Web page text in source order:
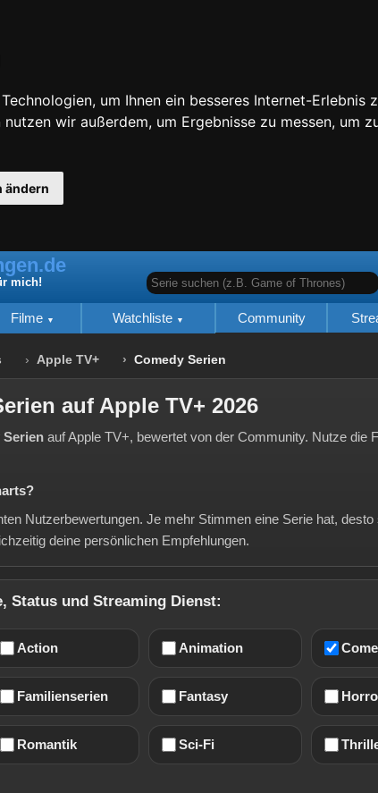
um Ihnen ein besseres Internet-Erlebnis
wir außerdem, um Ergebnisse zu messen, um
ändern
Serie suchen (z.B. Game of Thrones)
mich!
Filme Watchliste Community
Apple TV+ Comedy Serien
auf Apple TV+ 2026
Serien auf Apple TV+, bewertet von der Community. Nutze die
Nutzerbewertungen. Je mehr Stimmen eine Serie hat,
deine persönlichen Empfehlungen.
Status und Streaming Dienst:
Action Animation
Familienserien Fantasy
Romantik Sci-Fi